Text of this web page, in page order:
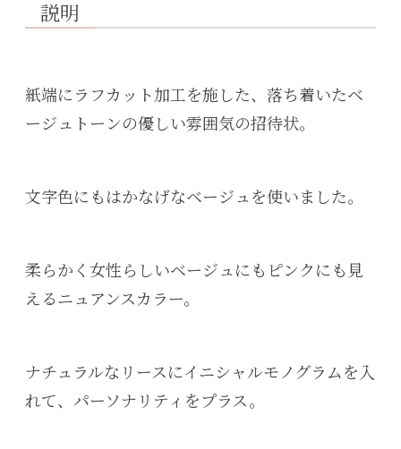
説明
紙端にラフカット加工を施した、落ち着いたベ
ージュトーンの優しい雰囲気の招待状。
文字色にもはかなげなベージュを使いました。
柔らかく女性らしいベージュにもピンクにも見
えるニュアンスカラー。
ナチュラルなリースにイニシャルモノグラムを入
れて、パーソナリティをプラス。